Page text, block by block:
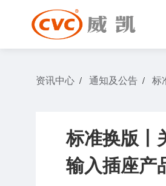
资讯中心 / 通知及公告 / 标
标准换版丨
输入插座产